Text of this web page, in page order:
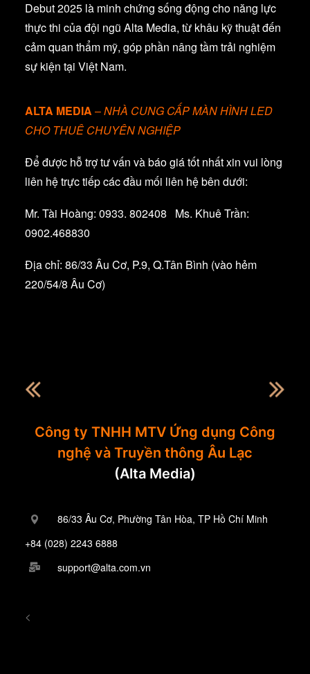
Debut 2025 là minh chứng sống động cho năng lực
thực thi của đội ngũ Alta Media, từ khâu kỹ thuật đến
cảm quan thẩm mỹ, góp phần nâng tầm trải nghiệm
sự kiện tại Việt Nam.
ALTA MEDIA –NHÀ CUNG CẤP MÀN HÌNH LED
CHO THUÊ CHUYÊN NGHIỆP
Để được hỗ trợ tư vấn và báo giá tốt nhất xin vui lòng
liên hệ trực tiếp các đầu mối liên hệ bên dưới:
Mr. Tài Hoàng: 0933. 802408 Ms. Khuê Trần:
0902.468830
Địa chỉ: 86/33 Âu Cơ, P.9, Q.Tân Bình (vào hẻm
220/54/8 Âu Cơ)
Công ty TNHH MTV Ứng dụng Công
nghệ và Truyền thông Âu Lạc
(Alta Media)
86/33 Âu Cơ, Phường Tân Hòa, TP Hồ Chí Minh
+84 (028) 2243 6888
support@alta.com.vn
<